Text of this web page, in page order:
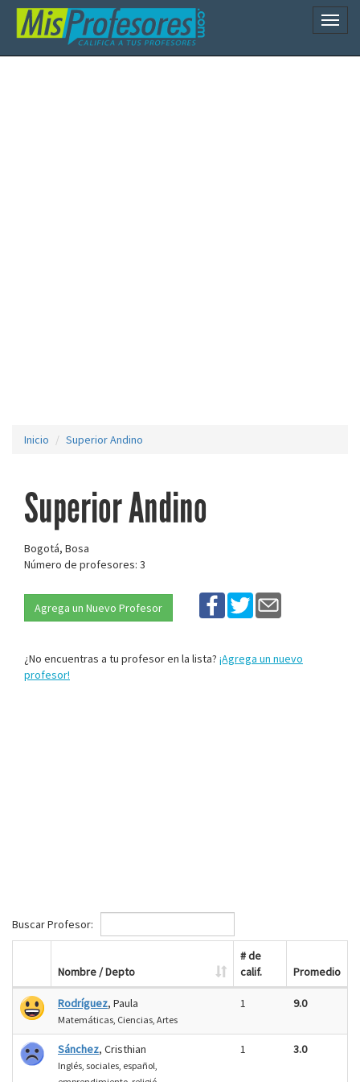
Inicio Superior Andino
Superior Andino
Bogotá, Bosa
Número de profesores: 3
Agrega un Nuevo Profesor
¿No encuentras a tu profesor en la lista? ¡Agrega un nuevo
profesor!
Buscar Profesor:
Nombre / Depto
# de
calif.
Promedio
Rodríguez, Paula
Matemáticas, Ciencias, Artes
1 9.0
Sánchez, Cristhian
Inglés, sociales, español,
1 3.0